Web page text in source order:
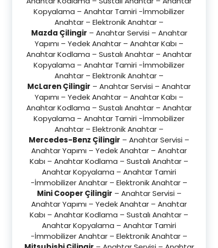
Kopyalama – Anahtar Tamiri -İmmobilizer
Anahtar – Elektronik Anahtar –
Mazda Çilingir – Anahtar Servisi – Anahtar
Yapımı – Yedek Anahtar – Anahtar Kabı –
Anahtar Kodlama – Sustalı Anahtar – Anahtar
Kopyalama – Anahtar Tamiri -İmmobilizer
Anahtar – Elektronik Anahtar –
McLaren Çilingir – Anahtar Servisi – Anahtar
Yapımı – Yedek Anahtar – Anahtar Kabı –
Anahtar Kodlama – Sustalı Anahtar – Anahtar
Kopyalama – Anahtar Tamiri -İmmobilizer
Anahtar – Elektronik Anahtar –
Mercedes-Benz Çilingir – Anahtar Servisi –
Anahtar Yapımı – Yedek Anahtar – Anahtar
Kabı – Anahtar Kodlama – Sustalı Anahtar –
Anahtar Kopyalama – Anahtar Tamiri
-İmmobilizer Anahtar – Elektronik Anahtar –
Mini Cooper Çilingir – Anahtar Servisi –
Anahtar Yapımı – Yedek Anahtar – Anahtar
Kabı – Anahtar Kodlama – Sustalı Anahtar –
Anahtar Kopyalama – Anahtar Tamiri
-İmmobilizer Anahtar – Elektronik Anahtar –